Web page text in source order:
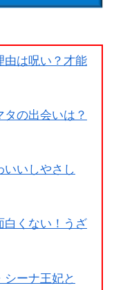
由は呪い？才能
の出会いは？
いいしやさし
白くない！うざ
ーナ王妃と